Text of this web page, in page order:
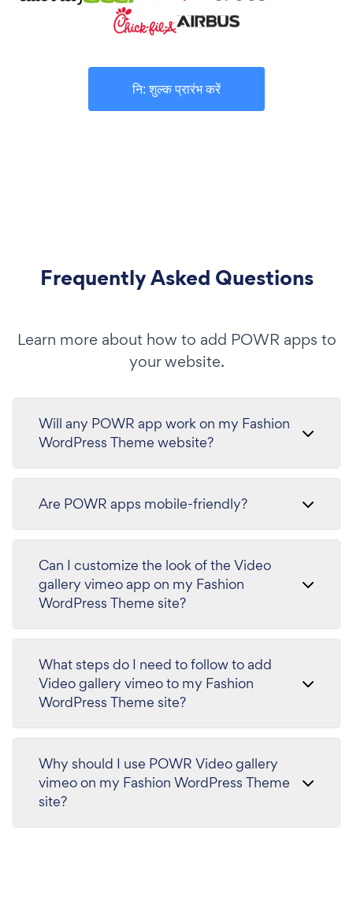
नि: शुल्क प्रारंभ करें
Frequently Asked Questions
Learn more about how to add POWR apps to
your website.
Will any POWR app work on my Fashion
WordPress Theme website?
Are POWR apps mobile-friendly?
Can I customize the look of the Video
gallery vimeo app on my Fashion
WordPress Theme site?
What steps do I need to follow to add
Video gallery vimeo to my Fashion
WordPress Theme site?
Why should I use POWR Video gallery
vimeo on my Fashion WordPress Theme
site?